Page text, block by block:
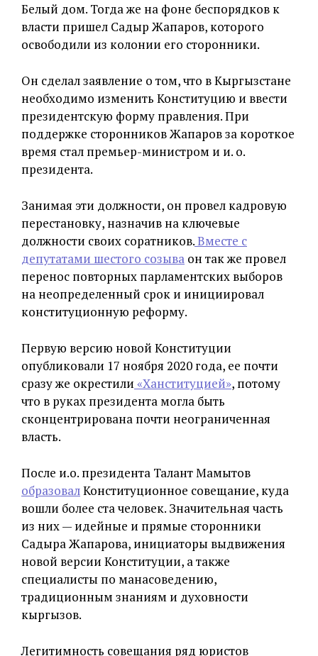
Белый дом. Тогда же на фоне беспорядков к
власти пришел Садыр Жапаров, которого
освободили из колонии его сторонники.
Он сделал заявление о том, что в Кыргызстане
необходимо изменить Конституцию и ввести
президентскую форму правления. При
поддержке сторонников Жапаров за короткое
время стал премьер-министром и и. о.
президента.
Занимая эти должности, он провел кадровую
перестановку, назначив на ключевые
должности своих соратников.Вместе с
депутатами шестого созыва он так же провел
перенос повторных парламентских выборов
на неопределенный срок и инициировал
конституционную реформу.
Первую версию новой Конституции
опубликовали 17 ноября 2020 года, ее почти
сразу же окрестили «Ханституцией», потому
что в руках президента могла быть
сконцентрирована почти неограниченная
власть.
После и.о. президента Талант Мамытов
образовалКонституционное совещание, куда
вошли более ста человек. Значительная часть
из них — идейные и прямые сторонники
Садыра Жапарова, инициаторы выдвижения
новой версии Конституции, а также
специалисты по манасоведению,
традиционным знаниям и духовности
кыргызов.
Легитимность совещания ряд юристов